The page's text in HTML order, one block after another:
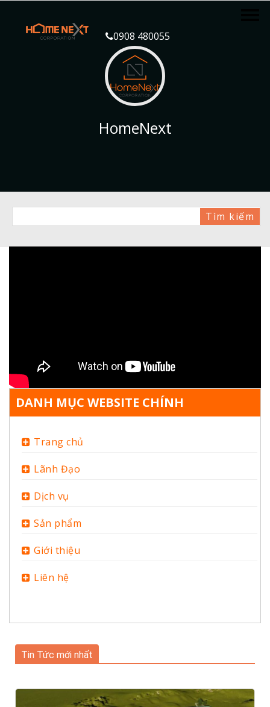
0908 480055
HomeNext
DANH MỤC WEBSITE CHÍNH
Trang chủ
Lãnh Đạo
Dịch vụ
Sản phẩm
Giới thiệu
Liên hệ
Tin Tức mới nhất